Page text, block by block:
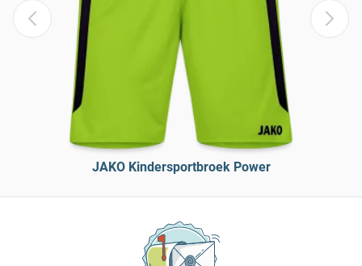
JAKO Kindersportbroek Power